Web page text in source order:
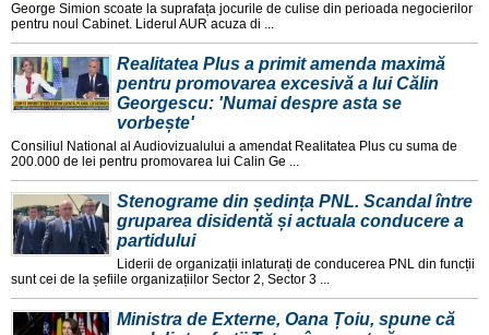
George Simion scoate la suprafața jocurile de culise din perioada negocierilor
pentru noul Cabinet. Liderul AUR acuza di ...
Realitatea Plus a primit amenda maximă
pentru promovarea excesivă a lui Călin
Georgescu: 'Numai despre asta se
vorbește'
Consiliul National al Audiovizualului a amendat Realitatea Plus cu suma de
200.000 de lei pentru promovarea lui Calin Ge ...
Stenograme din ședința PNL. Scandal între
gruparea disidentă și actuala conducere a
partidului
Liderii de organizații inlaturați de conducerea PNL din funcții
sunt cei de la șefiile organizațiilor Sector 2, Sector 3 ...
Ministra de Externe, Oana Țoiu, spune că